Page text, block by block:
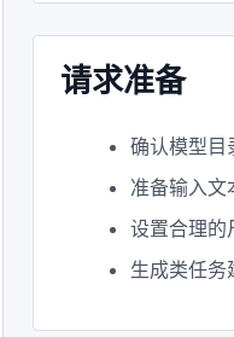
请求准备
确认模型目
准备输入文
设置合理的
生成类任务